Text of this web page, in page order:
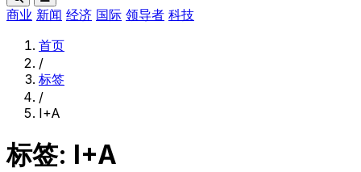
商业 新闻 经济 国际 领导者 科技
首页
/
标签
/
I+A
标签: I+A